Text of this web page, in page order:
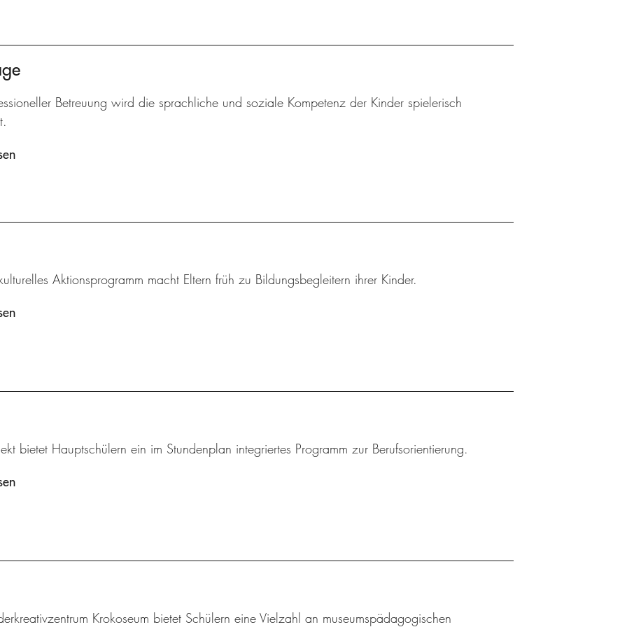
Betreuung wird die sprachliche und soziale Kompetenz der Kinder spielerisch
Aktionsprogramm macht Eltern früh zu Bildungsbegleitern ihrer Kinder.
bietet Hauptschülern ein im Stundenplan integriertes Programm zur Berufsorientierung.
Krokoseum bietet Schülern eine Vielzahl an museumspädagogischen